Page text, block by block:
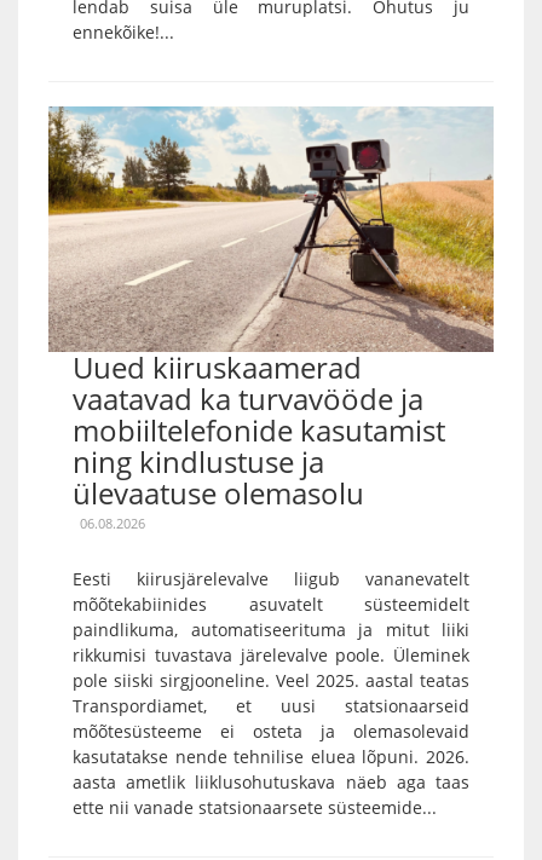
lendab suisa üle muruplatsi. Ohutus ju
ennekõike!...
Uued kiiruskaamerad
vaatavad ka turvavööde ja
mobiiltelefonide kasutamist
ning kindlustuse ja
ülevaatuse olemasolu
06.08.2026
Eesti kiirusjärelevalve liigub vananevatelt
mõõtekabiinides asuvatelt süsteemidelt
paindlikuma, automatiseerituma ja mitut liiki
rikkumisi tuvastava järelevalve poole. Üleminek
pole siiski sirgjooneline. Veel 2025. aastal teatas
Transpordiamet, et uusi statsionaarseid
mõõtesüsteeme ei osteta ja olemasolevaid
kasutatakse nende tehnilise eluea lõpuni. 2026.
aasta ametlik liiklusohutuskava näeb aga taas
ette nii vanade statsionaarsete süsteemide...